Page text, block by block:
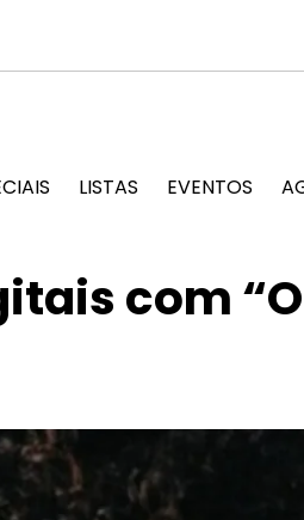
em arte artesanal e celebra a
LISTAS EVENTOS
com “O